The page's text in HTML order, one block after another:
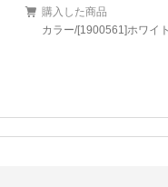
購入した商品
カラー/[1900561]ホワイ